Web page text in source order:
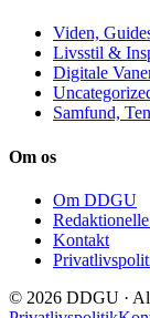
Viden,
Livsstil &
Digitale
Samfund,
Om os
Om DDGU
Kontakt
© 2026 DDGU ·